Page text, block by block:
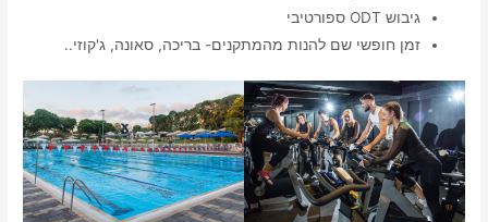
גיבוש ODT ספורטיבי
זמן חופשי שם להנות מהמתקנים- בריכה, סאונה, ג'קוזי..